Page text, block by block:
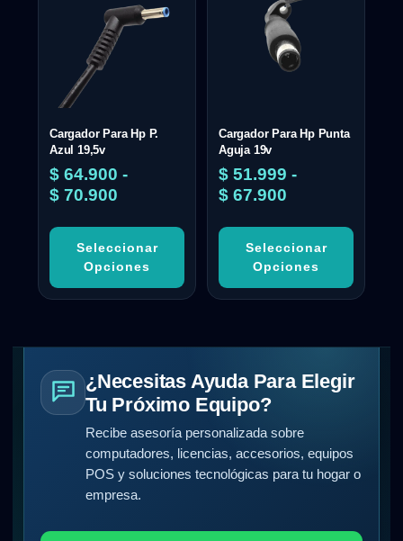
Cargador Para Hp P.
Azul 19,5v
$ 64.900 -
$ 70.900
Seleccionar
Opciones
Cargador Para Hp Punta
Aguja 19v
$ 51.999 -
$ 67.900
Seleccionar
Opciones
¿Necesitas Ayuda Para Elegir
Tu Próximo Equipo?
Recibe asesoría personalizada sobre
computadores, licencias, accesorios, equipos
POS y soluciones tecnológicas para tu hogar o
empresa.